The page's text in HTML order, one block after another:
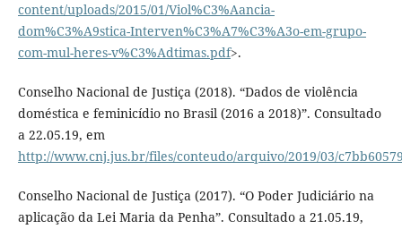
content/uploads/2015/01/Viol%C3%Aancia-
dom%C3%A9stica-Interven%C3%A7%C3%A3o-em-grupo-
com-mul-heres-v%C3%Adtimas.pdf>.
Conselho Nacional de Justiça (2018). “Dados de violência
doméstica e feminicídio no Brasil (2016 a 2018)”. Consultado
a 22.05.19, em
http://www.cnj.jus.br/files/conteudo/arquivo/2019/03/
Conselho Nacional de Justiça (2017). “O Poder Judiciário na
aplicação da Lei Maria da Penha”. Consultado a 21.05.19,